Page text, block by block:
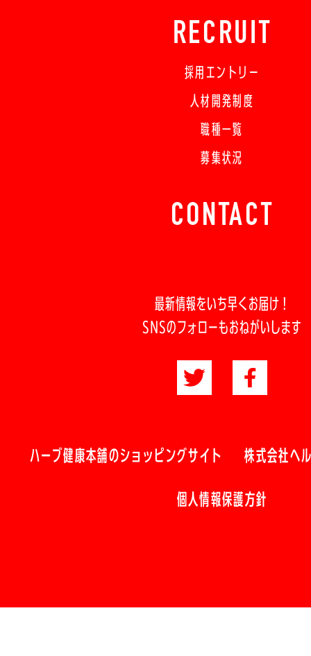
RECRUIT
採用エントリー
人材開発制度
職種一覧
募集状況
CONTACT
最新情報をいち早くお届け！
SNSのフォローもおねがいします
ハーブ健康本舗のショッピングサイト 株式会社ヘ
個人情報保護方針